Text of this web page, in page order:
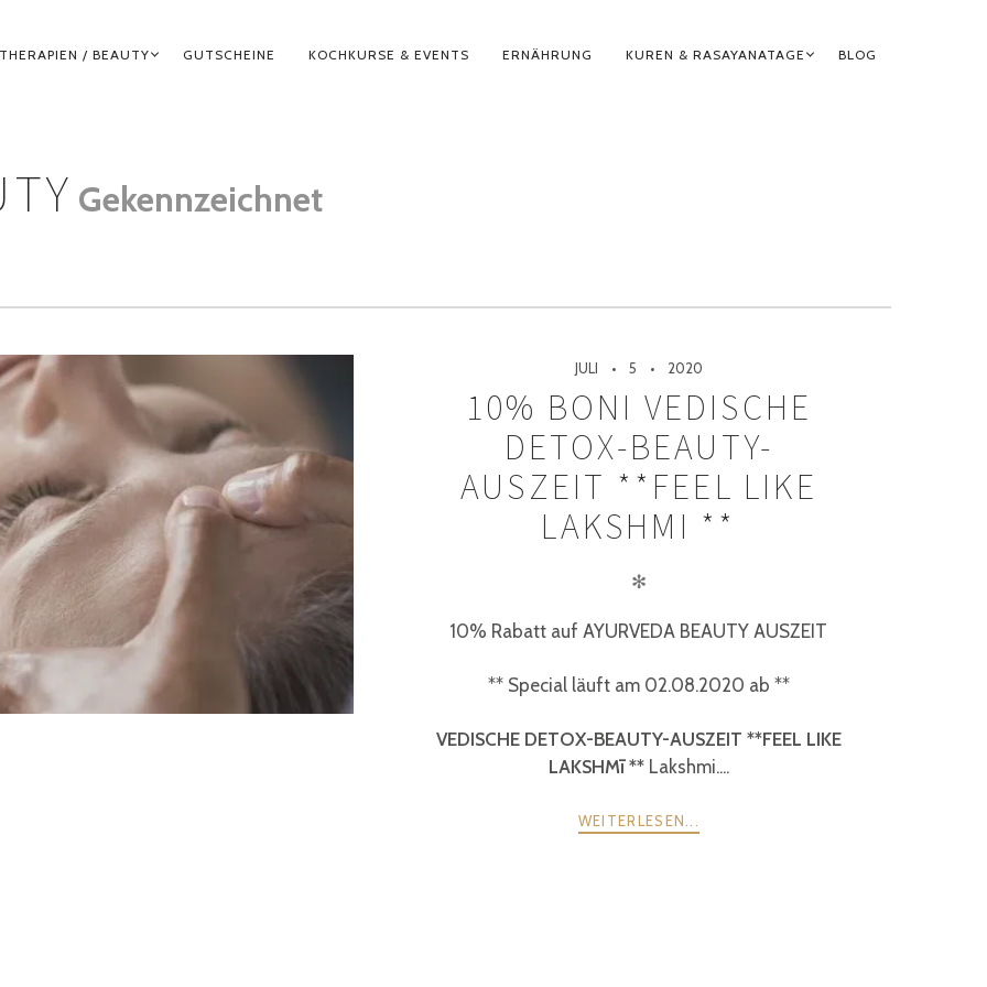
/ BEAUTY GUTSCHEINE KOCHKURSE & EVENTS ERNÄHRUNG KUREN & RASAYANATAGE BLOG
Gekennzeichnet
JULI 5 2020
10% BONI VEDISCHE
DETOX-BEAUTY-
AUSZEIT **FEEL LIKE
LAKSHMI **
✻
10% Rabatt auf AYURVEDA BEAUTY AUSZEIT
** Special läuft am 02.08.2020 ab **
VEDISCHE DETOX-BEAUTY-AUSZEIT **FEEL LIKE
LAKSHMī **Lakshmi....
WEITERLESEN...